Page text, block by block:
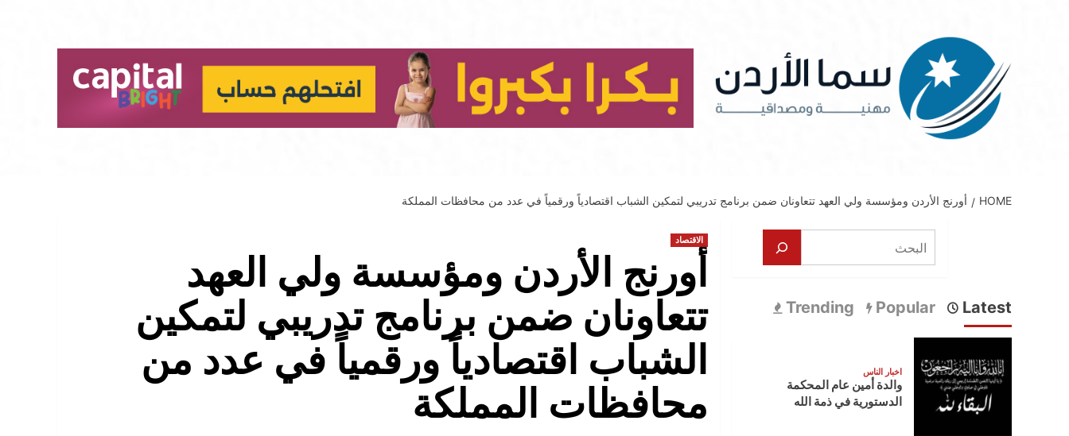
HOME أورنج الأردن ومؤسسة ولي العهد تتعاونان ضمن برنامج تدريبي لتمكين الشباب اقتصادياً ورقمياً في عدد من محافظات المملكة
الاقتصاد
أورنج الأردن ومؤسسة ولي العهد
تتعاونان ضمن برنامج تدريبي لتمكين
الشباب اقتصادياً ورقمياً في عدد من
محافظات المملكة
البحث
Latest
Popular
Trending
اخبار الناس
والدة أمين عام المحكمة
الدستورية في ذمة الله